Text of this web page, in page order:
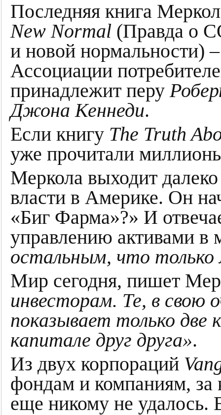
Последняя книга
New Normal (Правда о
и новой нормальности)
Ассоциации
принадлежит перу
Джона Кеннеди.
Если книгу The Truth
уже прочитали
Меркола выходит
власти в Америке. Он
«Биг Фарма»?» И
управлению активами
остальным, что
Мир сегодня, пишет
инвесторам. Те, в свою
показывает только две
капитале друг друга».
Из двух корпораций
фондам и компаниям, за
еще никому не удалось.